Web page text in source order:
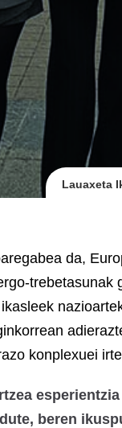
Lauaxeta
da,
trebetasunak
konplexuei
beren